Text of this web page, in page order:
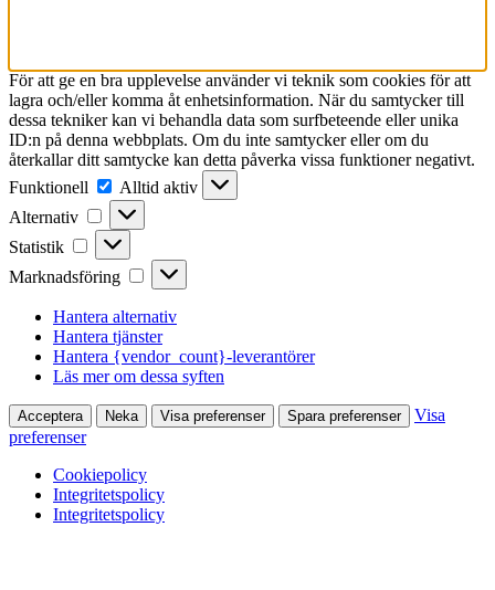
För att ge en bra upplevelse använder vi teknik som cookies för att
lagra och/eller komma åt enhetsinformation. När du samtycker till
dessa tekniker kan vi behandla data som surfbeteende eller unika
ID:n på denna webbplats. Om du inte samtycker eller om du
återkallar ditt samtycke kan detta påverka vissa funktioner negativt.
Funktionell
Funktionell
Alltid aktiv
Alternativ
Alternativ
Statistik Statistik
Marknadsföring Marknadsföring
Hantera alternativ
Hantera tjänster
Hantera {vendor_count}-leverantörer
Läs mer om dessa syften
Acceptera Neka Visa preferenser Spara preferenser
Visa
preferenser
Cookiepolicy
Integritetspolicy
Integritetspolicy